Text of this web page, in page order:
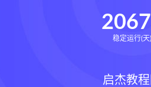
稳定运行(天)
启杰教程